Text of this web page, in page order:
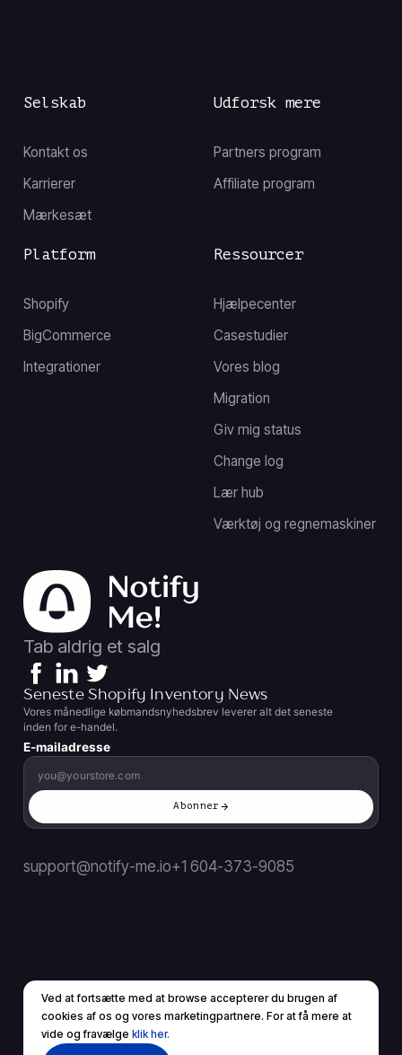
Ved at fortsætte med at browse accepterer du brugen af ​​
cookies af os og vores marketingpartnere. For at få mere at
vide og fravælge klik her.
Selskab
Kontakt os
Karrierer
Mærkesæt
Ressourcer
Hjælpecenter
Casestudier
Vores blog
Migration
Giv mig status
Change log
Lær hub
Værktøj og regnemaskiner
Udforsk mere
Partners program
Affiliate program
Platform
Shopify
BigCommerce
Integrationer
Tab aldrig et salg
Seneste Shopify Inventory News
Vores månedlige købmandsnyhedsbrev leverer alt det seneste
inden for e-handel.
E-mailadresse
Abonner
support@notify-me.io+1 604-373-9085
DA ▼
© 2026 Alle rettigheder forbeholdes.